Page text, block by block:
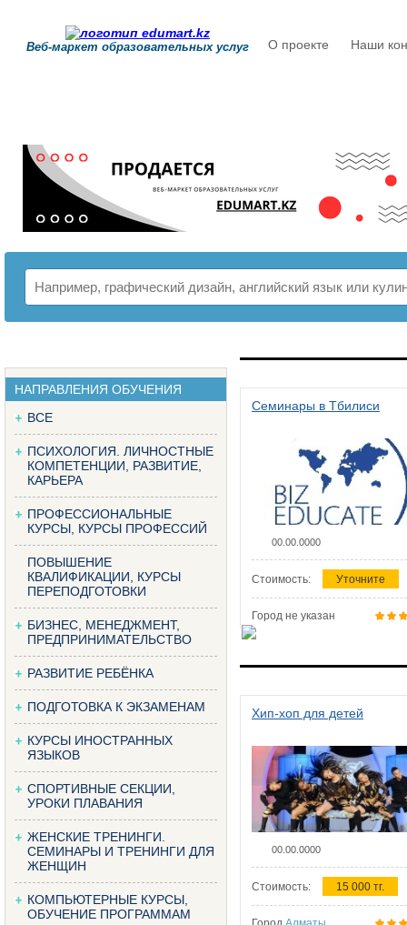
Веб-маркет образовательных услуг О проекте Наши
НАПРАВЛЕНИЯ ОБУЧЕНИЯ
ВСЕ
ПСИХОЛОГИЯ. ЛИЧНОСТНЫЕ
КОМПЕТЕНЦИИ, РАЗВИТИЕ,
КАРЬЕРА
ПРОФЕССИОНАЛЬНЫЕ
КУРСЫ, КУРСЫ ПРОФЕССИЙ
ПОВЫШЕНИЕ
КВАЛИФИКАЦИИ, КУРСЫ
ПЕРЕПОДГОТОВКИ
БИЗНЕС, МЕНЕДЖМЕНТ,
ПРЕДПРИНИМАТЕЛЬСТВО
РАЗВИТИЕ РЕБЁНКА
ПОДГОТОВКА К ЭКЗАМЕНАМ
КУРСЫ ИНОСТРАННЫХ
ЯЗЫКОВ
СПОРТИВНЫЕ СЕКЦИИ,
УРОКИ ПЛАВАНИЯ
ЖЕНСКИЕ ТРЕНИНГИ.
СЕМИНАРЫ И ТРЕНИНГИ ДЛЯ
ЖЕНЩИН
КОМПЬЮТЕРНЫЕ КУРСЫ,
ОБУЧЕНИЕ ПРОГРАММАМ
Семинары в Тбилиси
00.00.0000
Стоимость: Уточните
Город не указан
Хип-хоп для детей
00.00.0000
Стоимость: 15 000 тг.